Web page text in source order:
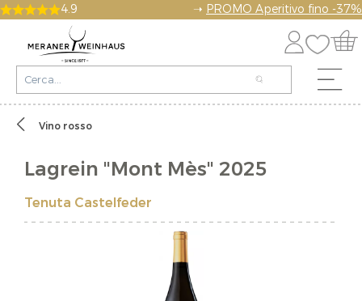
4.9 ➝ PROMO Aperitivo fino -37%
Vino rosso
Lagrein "Mont Mès" 2025
Tenuta Castelfeder